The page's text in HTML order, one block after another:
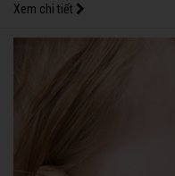
Xem chi tiết